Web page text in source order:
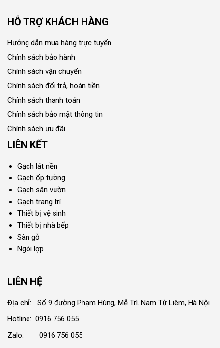
HỖ TRỢ KHÁCH HÀNG
Hướng dẫn mua hàng trực tuyến
Chính sách bảo hành
Chính sách vận chuyển
Chính sách đổi trả, hoàn tiền
Chính sách thanh toán
Chính sách bảo mật thông tin
Chính sách ưu đãi
LIÊN KẾT
Gạch lát nền
Gạch ốp tường
Gạch sân vườn
Gạch trang trí
Thiết bị vệ sinh
Thiết bị nhà bếp
Sàn gỗ
Ngói lợp
LIÊN HỆ
Địa chỉ: Số 9 đường Phạm Hùng, Mễ Trì, Nam Từ Liêm, Hà Nội
Hotline: 0916 756 055
Zalo: 0916 756 055